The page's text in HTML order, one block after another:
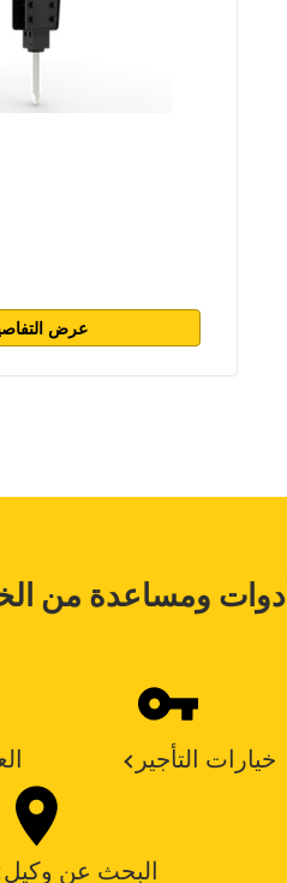
عرض
أدوات ومساعدة من
خيارات التأجير
البحث عن وكيل